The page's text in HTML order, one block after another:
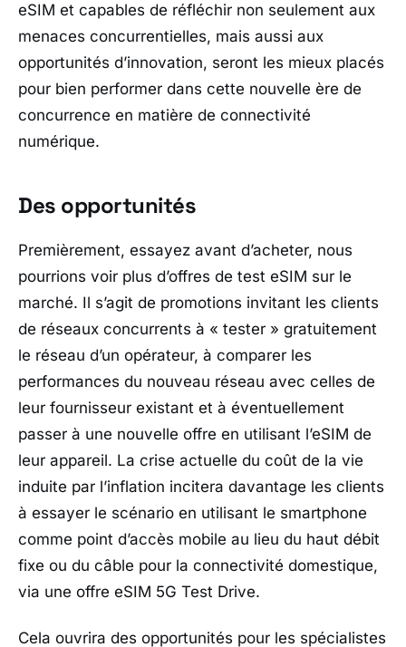
eSIM et capables de réfléchir non seulement aux
menaces concurrentielles, mais aussi aux
opportunités d’innovation, seront les mieux placés
pour bien performer dans cette nouvelle ère de
concurrence en matière de connectivité
numérique.
Des opportunités
Premièrement, essayez avant d’acheter, nous
pourrions voir plus d’offres de test eSIM sur le
marché. Il s’agit de promotions invitant les clients
de réseaux concurrents à « tester » gratuitement
le réseau d’un opérateur, à comparer les
performances du nouveau réseau avec celles de
leur fournisseur existant et à éventuellement
passer à une nouvelle offre en utilisant l’eSIM de
leur appareil. La crise actuelle du coût de la vie
induite par l’inflation incitera davantage les clients
à essayer le scénario en utilisant le smartphone
comme point d’accès mobile au lieu du haut débit
fixe ou du câble pour la connectivité domestique,
via une offre eSIM 5G Test Drive.
Cela ouvrira des opportunités pour les spécialistes